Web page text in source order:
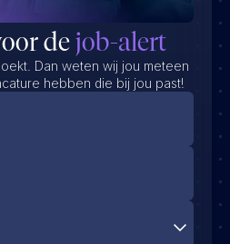
dejob-alert
Dan weten wij jou meteen
hebben die bij jou past!